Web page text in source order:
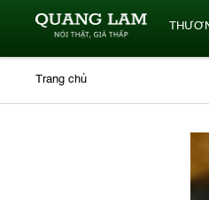
Trang chủ